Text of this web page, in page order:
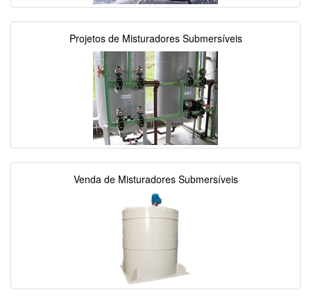
Projetos de Misturadores Submersíveis
Venda de Misturadores Submersíveis